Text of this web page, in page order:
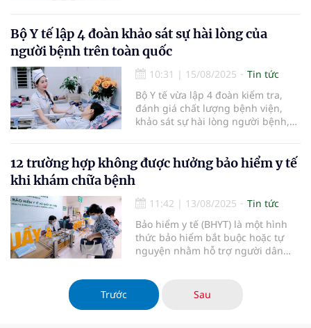
đồng/năm.
Bộ Y tế lập 4 đoàn khảo sát sự hài lòng của
người bệnh trên toàn quốc
10:31 | 15/08/2025
Tin tức
Bộ Y tế vừa lập 4 đoàn kiểm tra,
đánh giá chất lượng bệnh viện,
khảo sát sự hài lòng người bệnh,
12 trường hợp không được hưởng bảo hiểm y tế
khi khám chữa bệnh
11:42 | 13/08/2025
Tin tức
Bảo hiểm y tế (BHYT) là một hình
thức bảo hiểm bắt buộc hoặc tự
nguyện nhằm hỗ trợ người dân
bệnh, chăm sóc sức khỏe. Tuy
nhiên, không phải tất cả các
trường hợp đều được BHYT chi trả.
Trước Sau